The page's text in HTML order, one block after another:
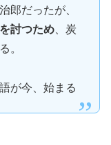
郎だったが、
討つため、炭
。
が今、始まる